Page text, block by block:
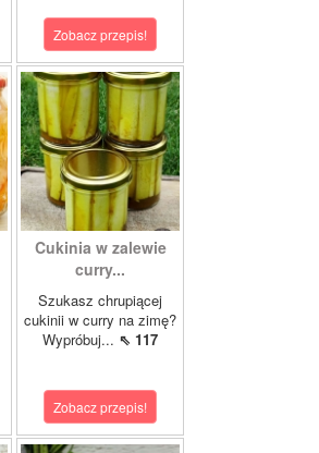
Zobacz przepis!
Cukinia w zalewie
curry...
Szukasz chrupiącej
cukinii w curry na zimę?
Wypróbuj... ⇖ 117
Zobacz przepis!